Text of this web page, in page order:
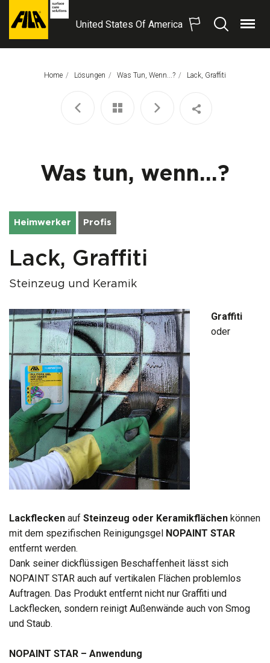
FILA
United States Of America
SuchenMenü
Home Lösungen Was Tun, Wenn...? Aktuelle Seite:
Lack, Graffiti
Was tun, wenn...?
Heimwerker Profis
Lack, Graffiti
Steinzeug und Keramik
Graffiti
oder
Lackflecken auf Steinzeug oder Keramikflächen können
mit dem spezifischen Reinigungsgel NOPAINT STAR
entfernt werden.
Dank seiner dickflüssigen Beschaffenheit lässt sich
NOPAINT STAR auch auf vertikalen Flächen problemlos
Auftragen. Das Produkt entfernt nicht nur Graffiti und
Lackflecken, sondern reinigt Außenwände auch von Smog
und Staub.
NOPAINT STAR – Anwendung